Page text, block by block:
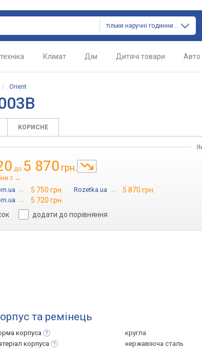
тільки наручні годинники
Клімат Дім Дитячі товари Авто
/ Orient
КОРИСНЕ
до 5 870 грн.
3 →
→ 5 750 грн. Rozetka.ua → 5 870 грн.
→
5 720 грн.
додати до порівняння
та ремінець
корпуса
кругла
корпуса
нержавіюча сталь